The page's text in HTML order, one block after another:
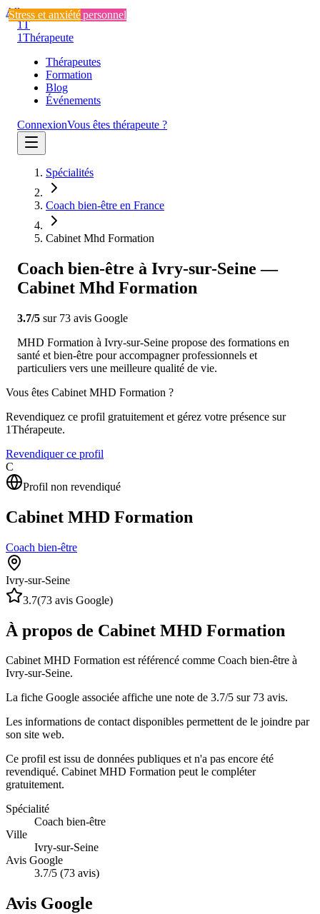
Aller au contenu
1T
1Thérapeute
Thérapeutes
Formation
Blog
Événements
ConnexionVous êtes thérapeute ?
Spécialités
Coach bien-être en France
Cabinet Mhd Formation
Coach bien-être à Ivry-sur-Seine —
Cabinet Mhd Formation
3.7/5 sur 73 avis Google
MHD Formation à Ivry-sur-Seine propose des formations en
santé et bien-être pour accompagner professionnels et
particuliers vers une meilleure qualité de vie.
Vous êtes Cabinet MHD Formation ?
Revendiquez ce profil gratuitement et gérez votre présence sur
1Thérapeute.
Revendiquer ce profil
C
Profil non revendiqué
Cabinet MHD Formation
Coach bien-être
Ivry-sur-Seine
3.7(73 avis Google)
À propos de Cabinet MHD Formation
Cabinet MHD Formation est référencé comme Coach bien-être à
Ivry-sur-Seine.
La fiche Google associée affiche une note de 3.7/5 sur 73 avis.
Les informations de contact disponibles permettent de le joindre par
son site web.
Ce profil est issu de données publiques et n'a pas encore été
revendiqué. Cabinet MHD Formation peut le compléter
gratuitement.
Spécialité
Coach bien-être
Ville
Ivry-sur-Seine
Avis Google
3.7/5 (73 avis)
Avis Google
Stress et anxiété
Développement personnel
Stress et anxiété